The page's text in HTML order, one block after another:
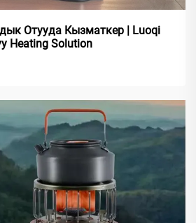
Отууда Кызматкер | Luoqi
Heating Solution